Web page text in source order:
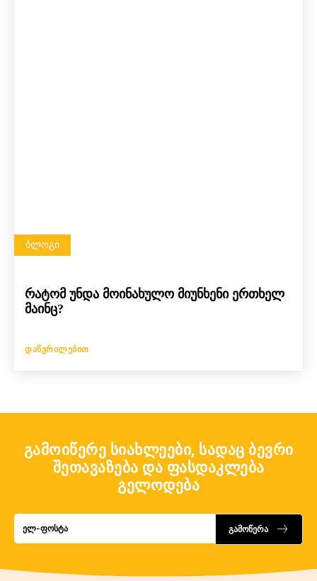
ᲑᲚᲝᲒᲘ
რატომ უნდა მოინახულო მიუნხენი ერთხელ
მაინც?
ᲓᲐᲬᲕᲠᲘᲚᲔᲑᲘᲗ
გამოიწერე სიახლეები, სადაც ბევრი
შეთავაზება და ფასდაკლება
გელოდება
გამოწერა